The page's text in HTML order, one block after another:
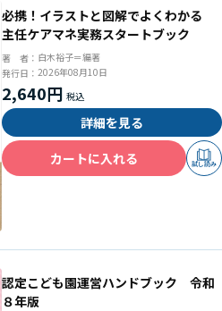
必携！イラストと図解でよくわかる
主任ケアマネ実務スタートブック
著 者： 白木裕子＝編著
発行日： 2026年08月10日
2,640円
詳細を見る
カートに入れる
試し読み
認定こども園運営ハンドブック 令和
８年版